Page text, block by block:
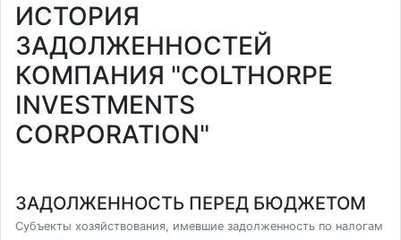
ИСТОРИЯ
ЗАДОЛЖЕННОСТЕЙ
КОМПАНИЯ "COLTHORPE
INVESTMENTS
CORPORATION"
ЗАДОЛЖЕННОСТЬ ПЕРЕД БЮДЖЕТОМ
Субъекты хозяйствования, имевшие задолженность по налогам